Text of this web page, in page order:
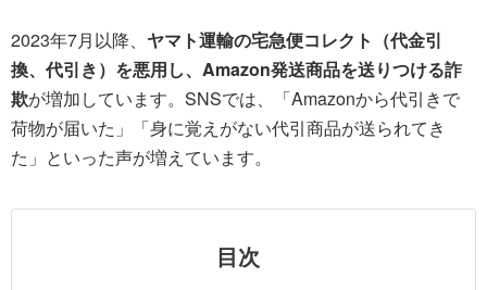
2023年7月以降、 ヤマト運輸の宅急便コレクト（代金引
換、代引き）を悪用し、Amazon発送商品を送りつける詐
欺が増加しています。SNSでは、「Amazonから代引きで
荷物が届いた」「身に覚えがない代引商品が送られてき
た」といった声が増えています。
目次